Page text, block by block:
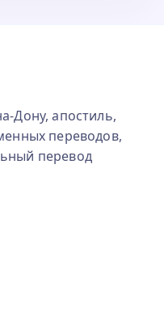
Дону, апостиль,
переводов,
перевод